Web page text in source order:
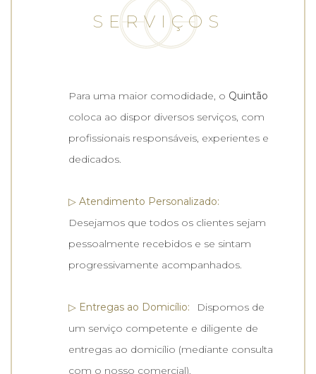
SERVIÇOS
Para uma maior comodidade, o Quintão
coloca ao dispor diversos serviços, com
profissionais responsáveis, experientes e
dedicados.
▷ Atendimento Personalizado:
Desejamos que todos os clientes sejam
pessoalmente recebidos e se sintam
progressivamente acompanhados.
▷ Entregas ao Domicílio:
Dispomos de
um serviço competente e diligente de
entregas ao domicílio (mediante consulta
com o nosso comercial).